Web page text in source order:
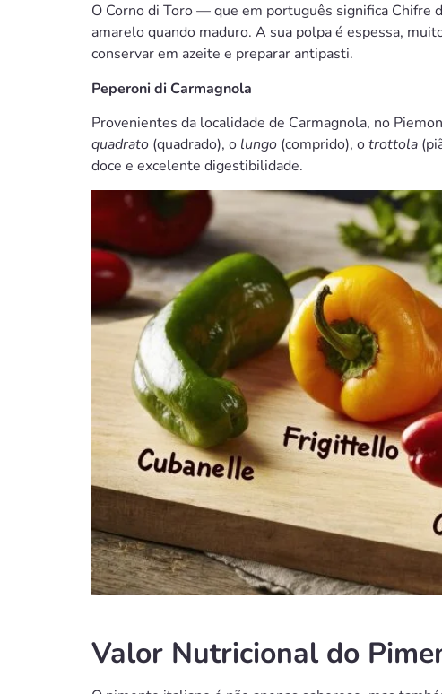
O Corno di Toro — que em português significa Chifre
amarelo quando maduro. A sua polpa é espessa,
conservar em azeite e preparar antipasti.
Peperoni di Carmagnola
Provenientes da localidade de Carmagnola, no
quadrato (quadrado), o lungo (comprido), otrottola
doce e excelente digestibilidade.
Valor Nutricional do